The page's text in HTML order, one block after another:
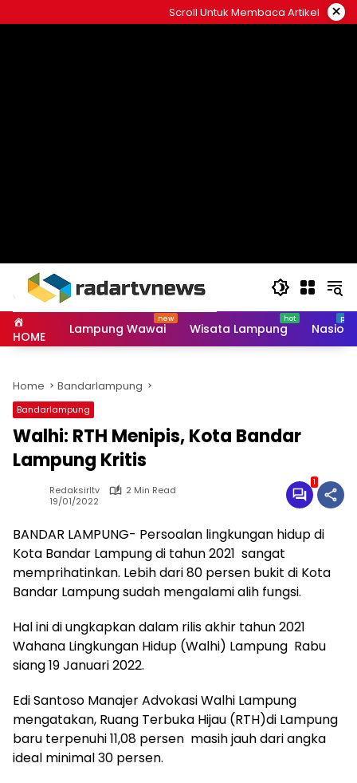
to
Scroll Untuk Membaca Artikel ×
HOME Lampung Wawai Wisata Lampung
Home Bandarlampung
Bandarlampung
Walhi: RTH Menipis, Kota Bandar
Lampung Kritis
Redaksirltv
2 Min Read
19/01/2022
1
BANDAR LAMPUNG- Persoalan lingkungan hidup di
Kota Bandar Lampung di tahun 2021 sangat
memprihatinkan. Lebih dari 80 persen bukit di Kota
Bandar Lampung sudah mengalami alih fungsi.
Hal ini di ungkapkan dalam rilis akhir tahun 2021
Wahana Lingkungan Hidup (Walhi) Lampung Rabu
siang 19 Januari 2022.
Edi Santoso Manajer Advokasi Walhi Lampung
mengatakan, Ruang Terbuka Hijau (RTH)di Lampung
baru terpenuhi 11,08 persen masih jauh dari angka
ideal minimal 30 persen.